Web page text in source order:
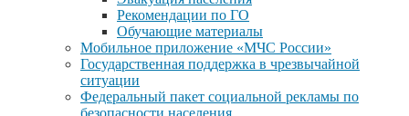
Рекомендации по ГО
Обучающие материалы
Мобильное приложение «МЧС России»
Государственная поддержка в чрезвычайной
ситуации
Федеральный пакет социальной рекламы по
безопасности населения